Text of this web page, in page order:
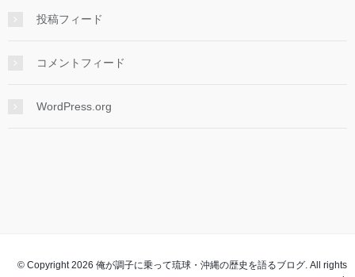
投稿フィード
コメントフィード
WordPress.org
© Copyright 2026 俺が調子に乗って琉球・沖縄の歴史を語るブログ. All rights